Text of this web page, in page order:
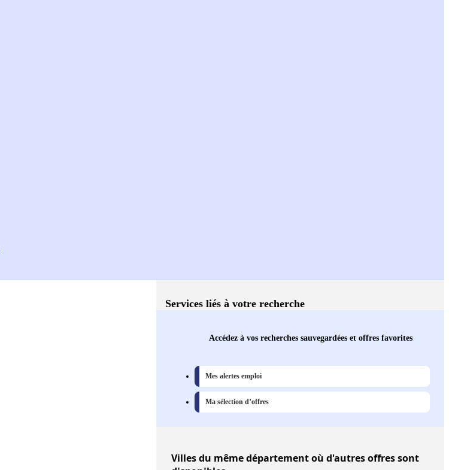
Services liés à votre recherche
Accédez à vos recherches sauvegardées et offres favorites
Mes alertes emploi
Ma sélection d’offres
Villesdu même département où d'autres offres sont